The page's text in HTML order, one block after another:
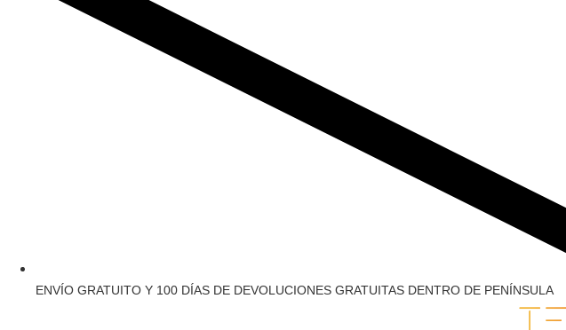
ENVÍO GRATUITO Y 100 DÍAS DE DEVOLUCIONES GRATUITAS DENTRO DE PENÍNSULA